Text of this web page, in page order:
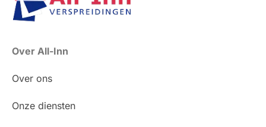
Over All-Inn
Over ons
Onze diensten